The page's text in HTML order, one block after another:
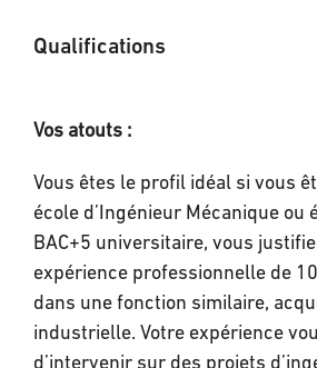
Qualifications
Vos atouts :
Vous êtes le profil idéal si vous
école d’Ingénieur Mécanique ou
BAC+5 universitaire, vous
expérience professionnelle de
dans une fonction similaire,
industrielle. Votre expérience